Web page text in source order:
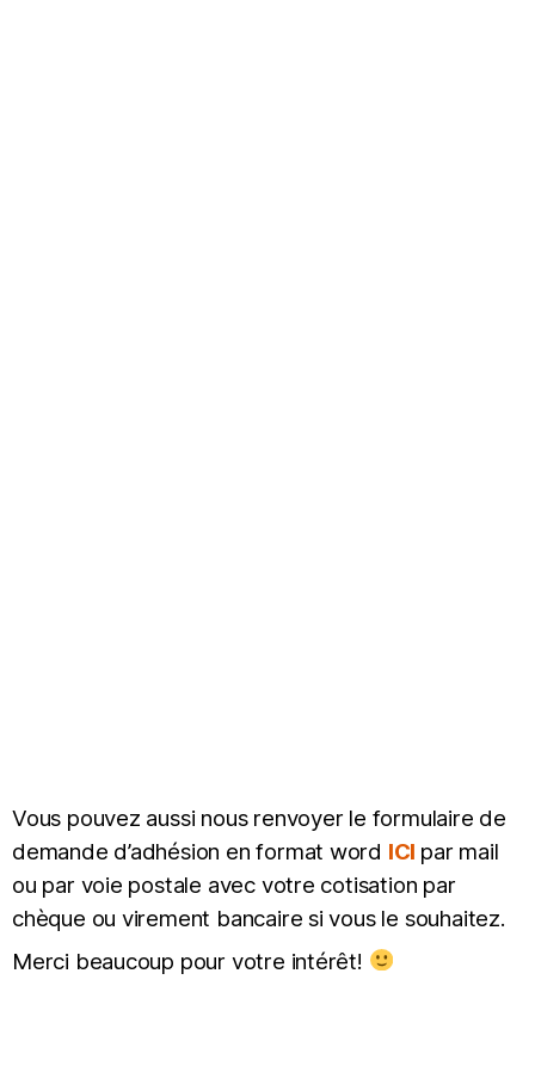
Vous pouvez aussi nous renvoyer le formulaire de
demande d’adhésion en format word ICI par mail
ou par voie postale avec votre cotisation par
chèque ou virement bancaire si vous le souhaitez.
Merci beaucoup pour votre intérêt!